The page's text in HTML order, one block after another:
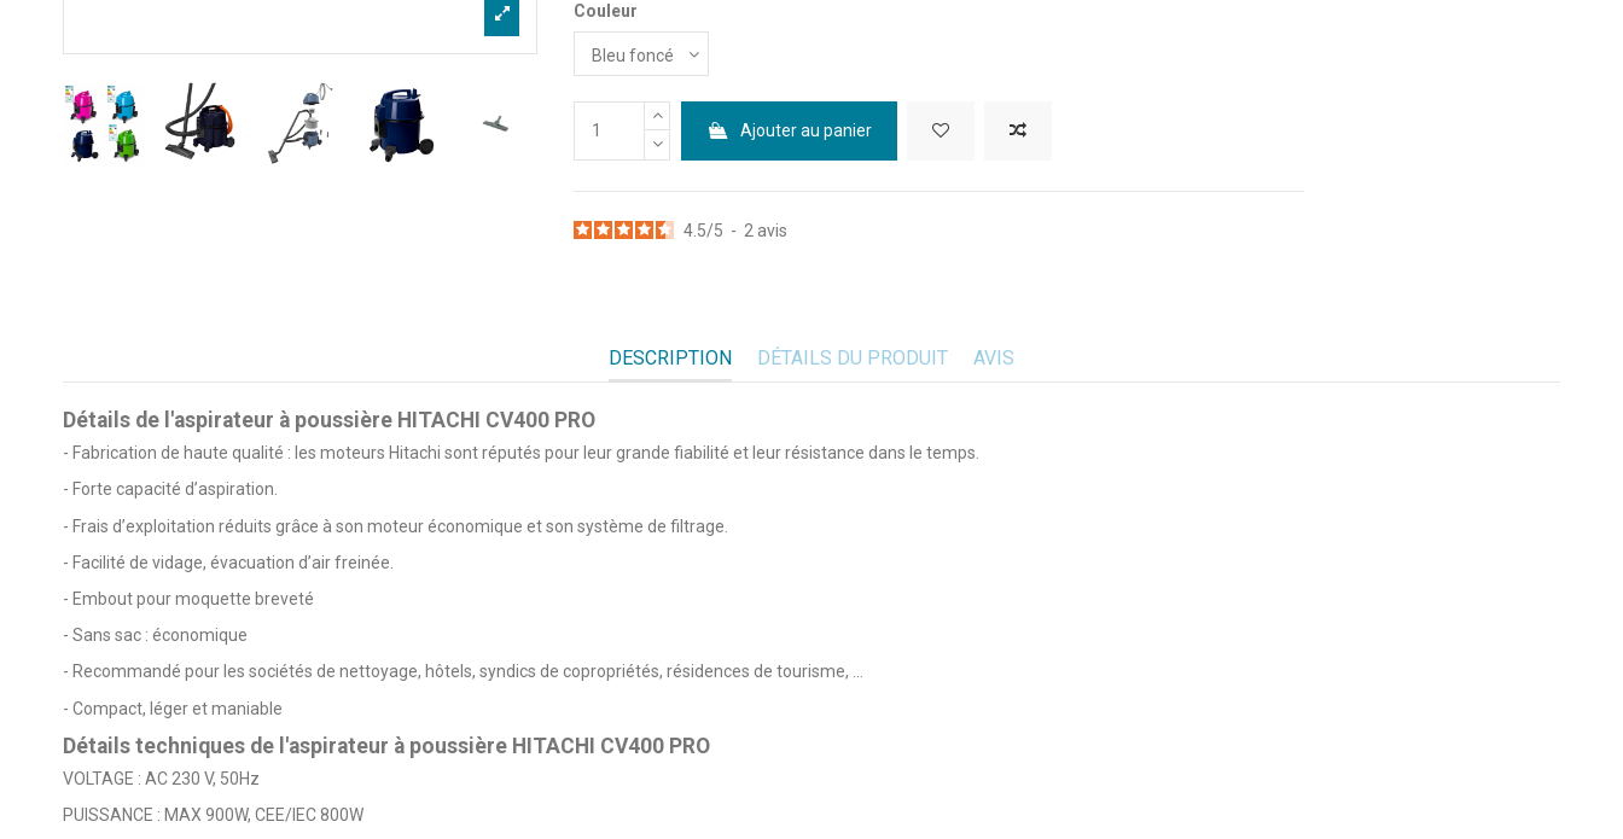
Couleur
Ajouter au panier
4.5/5 - 2 avis
DESCRIPTION DÉTAILS DU PRODUIT AVIS
Détails de l'aspirateur à poussière HITACHI CV400 PRO
- Fabrication de haute qualité : les moteurs Hitachi sont réputés pour leur grande fiabilité et leur résistance dans le temps.
- Forte capacité d’aspiration.
- Frais d’exploitation réduits grâce à son moteur économique et son système de filtrage.
- Facilité de vidage, évacuation d’air freinée.
- Embout pour moquette breveté
- Sans sac : économique
- Recommandé pour les sociétés de nettoyage, hôtels, syndics de copropriétés, résidences de tourisme, ...
- Compact, léger et maniable
Détails techniques de l'aspirateur à poussière HITACHI CV400 PRO
VOLTAGE : AC 230 V, 50Hz
PUISSANCE : MAX 900W, CEE/IEC 800W